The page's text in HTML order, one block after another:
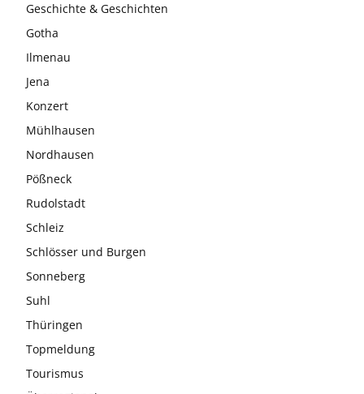
Geschichte & Geschichten
Gotha
Ilmenau
Jena
Konzert
Mühlhausen
Nordhausen
Pößneck
Rudolstadt
Schleiz
Schlösser und Burgen
Sonneberg
Suhl
Thüringen
Topmeldung
Tourismus